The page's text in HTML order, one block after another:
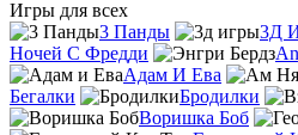
Игры для всех
3 Панды
3Д
Ночей С Фредди
Адам И Ева
Бегалки
Бродилки
Воришка Боб